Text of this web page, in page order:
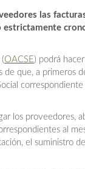
las
OACSE) podrá
que, a primeros
los proveedores,
al
el suministro